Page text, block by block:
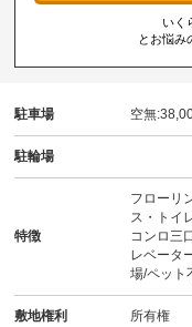
いく
とお悩み
駐車場 空無
駐輪場
特徴
フローリ
ス・トイ
コンロ三
レベータ
場/ペット
敷地権利 所有権